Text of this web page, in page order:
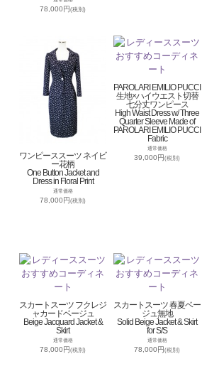
78,000円(税別)
ワンピーススーツ ネイビ
ー花柄
One Button Jacket and
Dress in Floral Print
通常価格
78,000円(税別)
PAROLARI EMILIO PUCCI
生地×ハイウエスト切替
七分丈ワンピース
High Waist Dress w/ Three
Quarter Sleeve Made of
PAROLARI EMILIO PUCCI
Fabric
通常価格
39,000円(税別)
スカートスーツ フクレジ
ャカードベージュ
Beige Jacquard Jacket &
Skirt
通常価格
78,000円(税別)
スカートスーツ 春夏ベー
ジュ無地
Solid Beige Jacket & Skirt
for S/S
通常価格
78,000円(税別)